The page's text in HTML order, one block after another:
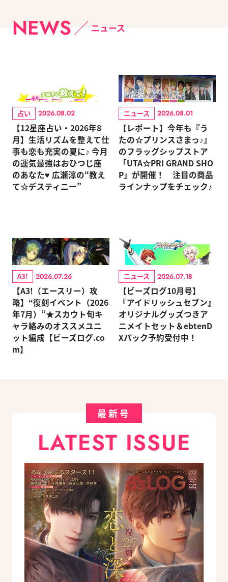
NEWS ニュース
占い 2026.08.02
【12星座占い・2026年8
月】生活リズムを整えて仕
事も恋も充実の夏に♪ 今月
の運気最強はおひつじ座
のあなた♥ 広瀬淳の“教え
て☆デスティニー”
ニュース 2026.08.01
【レポート】今年も『う
たの☆プリンスさまっ♪』
のフラッグシップストア
「UTA☆PRI GRAND SHO
P」が開催！ 注目の商品
ラインナップをチェック♪
A3! 2026.07.26
【A3!（エースリー）攻
略】“復刻イベント（2026
年7月）”★スカウト旬キ
ャラ絡みのオススメユニ
ット編成【ビーズログ.co
m】
ニュース 2026.07.18
【ビーズログ10月号】
『アイドリッシュセブン』
オリジナルグッズつきア
ニメイトセット＆ebtenD
Xパック予約受付中！
最新号
LATEST ISSUE